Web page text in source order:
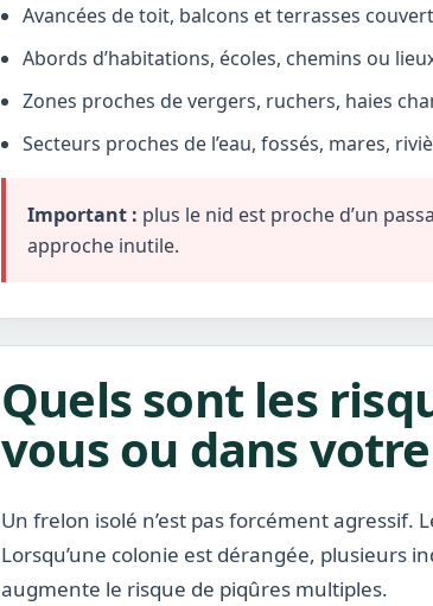
Avancées de toit, balcons et terrasses
Abords d’habitations, écoles, chemins ou
Zones proches de vergers, ruchers, haies
Secteurs proches de l’eau, fossés, mares,
Important : plus le nid est proche d’un
approche inutile.
Quels sont les
vous ou dans
Un frelon isolé n’est pas forcément agressif.
Lorsqu’une colonie est dérangée, plusieurs
augmente le risque de piqûres multiples.